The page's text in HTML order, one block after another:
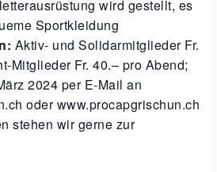
wird gestellt, es
Sportkleidung
Aktiv- und Solidarmitglieder Fr.
Mitglieder Fr. 40.– pro Abend;
2024 per E-Mail an
oder www.procapgrischun.ch
stehen wir gerne zur